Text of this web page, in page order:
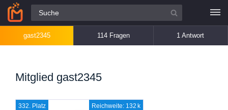
Alle Fragen
gast2345 114 Fragen 1 Antwort
Mitglied gast2345
Reichweite: 132 k
332. Platz